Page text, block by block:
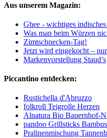
Aus unserem Magazin:
Ghee - wichtiges
Was man beim Würzen
Zimtschnecken-Tag!
Jetzt wird eingekocht –
Markenvorstellung Staud’s
Piccantino entdecken:
Rustichella d'Abruzzo
folkroll Teigrolle Herzen
Alnatura Bio Bauernhof-
pandoo Grillsticks Bambus
Pralinenmischung